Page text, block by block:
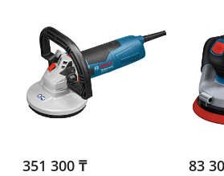
351 300 ₸ 83